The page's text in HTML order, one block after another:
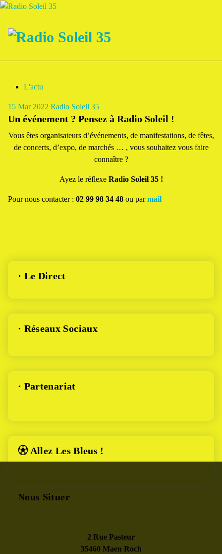
Aller
contenu
L'actu
15 Mar 2022 Radio Soleil 35
Un événement ? Pensez à Radio Soleil !
Vous êtes organisateurs d’événements, de manifestations, de fêtes,
de concerts, d’expo, de marchés … , vous souhaitez vous faire
connaître ?
Ayez le réflexe Radio Soleil 35 !
Pour nous contacter : 02 99 98 34 48 ou parmail
· Le Direct
· Réseaux Sociaux
· Partenariat
⚽︎ Allez Les Bleus !
Nous Situer
2 Rue Pasteur
35460 Maen Roch